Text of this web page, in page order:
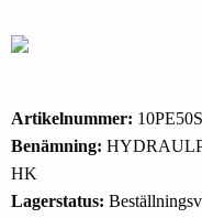
Artikelnummer:
Benämning:
HK
Lagerstatus: